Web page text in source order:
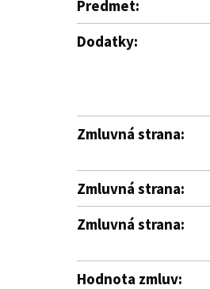
Predmet:
Dodatky:
Zmluvná strana:
Zmluvná strana:
Zmluvná strana:
Hodnota zmluv: